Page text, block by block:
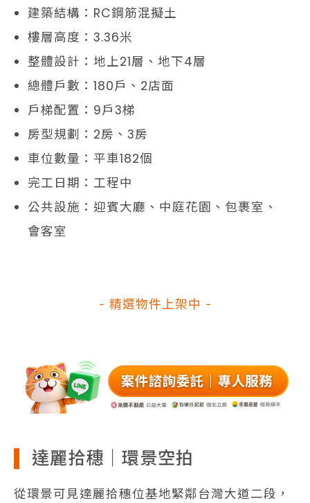
建築結構：RC鋼筋混擬土
樓層高度：3.36米
整體設計：地上21層、地下4層
總體戶數：180戶、2店面
戶梯配置：9戶3梯
房型規劃：2房、3房
車位數量：平車182個
完工日期：工程中
公共設施：迎賓大廳、中庭花園、包裹室、
會客室
- 精選物件上架中 -
達麗拾穗｜環景空拍
從環景可見達麗拾穗位基地緊鄰台灣大道二段，